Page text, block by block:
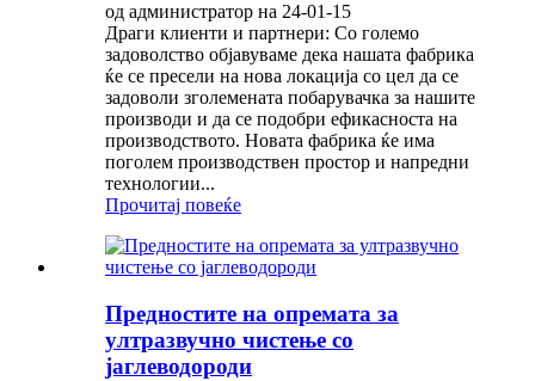
од администратор на 24-01-15
Драги клиенти и партнери: Со големо
задоволство објавуваме дека нашата фабрика
ќе се пресели на нова локација со цел да се
задоволи зголемената побарувачка за нашите
производи и да се подобри ефикасноста на
производството. Новата фабрика ќе има
поголем производствен простор и напредни
технологии...
Прочитај повеќе
Предностите на опремата за
ултразвучно чистење со
јаглеводороди